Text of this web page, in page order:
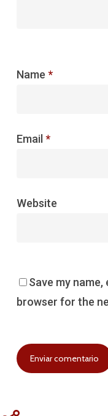
Name *
Email *
Website
Save my
browser for the